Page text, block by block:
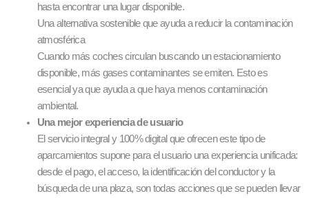
hasta encontrar una lugar disponible.
Una alternativa sostenible que ayuda a reducir la contaminación
atmosférica
Cuando más coches circulan buscando un estacionamiento
disponible, más gases contaminantes se emiten. Esto es
esencial ya que ayuda a que haya menos contaminación
ambiental.
Una mejor experiencia de usuario
El servicio integral y 100% digital que ofrecen este tipo de
aparcamientos supone para el usuario una experiencia unificada:
desde el pago, el acceso, la identificación del conductor y la
búsqueda de una plaza, son todas acciones que se pueden llevar